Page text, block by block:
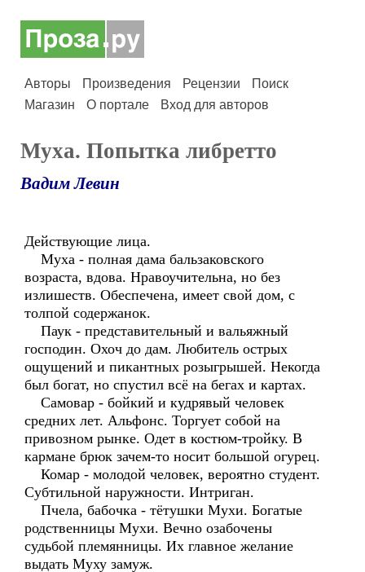
Авторы Произведения Рецензии
Поиск
Магазин
О портале Вход для авторов
Муха. Попытка либретто
Вадим Левин
Действующие лица.
Муха - полная дама бальзаковского
возраста, вдова. Нравоучительна, но без
излишеств. Обеспечена, имеет свой дом, с
толпой содержанок.
Паук - представительный и вальяжный
господин. Охоч до дам. Любитель острых
ощущений и пикантных розыгрышей. Некогда
был богат, но спустил всё на бегах и картах.
Самовар - бойкий и кудрявый человек
средних лет. Альфонс. Торгует собой на
привозном рынке. Одет в костюм-тройку. В
кармане брюк зачем-то носит большой огурец.
Комар - молодой человек, вероятно студент.
Субтильной наружности. Интриган.
Пчела, бабочка - тётушки Мухи. Богатые
родственницы Мухи. Вечно озабочены
судьбой племянницы. Их главное желание
выдать Муху замуж.